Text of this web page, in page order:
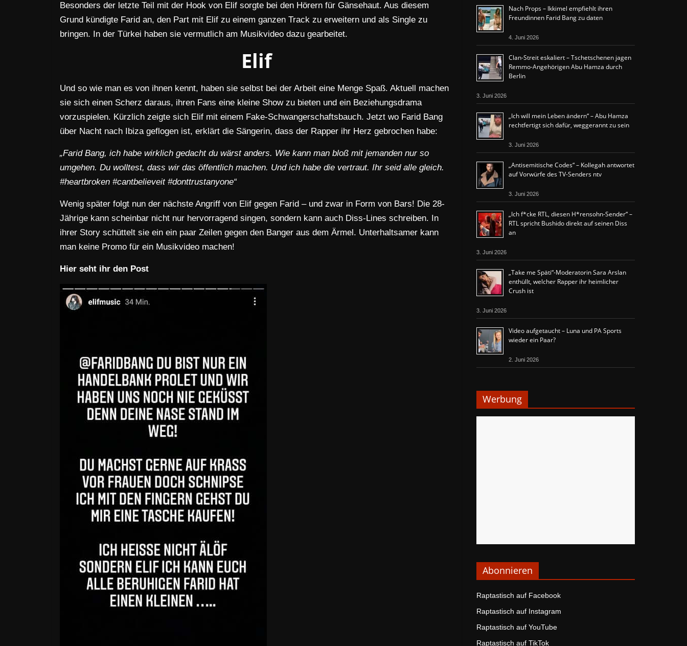
Besonders der letzte Teil mit der Hook von Elif sorgte bei den Hörern für Gänsehaut. Aus diesem
Grund kündigte Farid an, den Part mit Elif zu einem ganzen Track zu erweitern und als Single zu
bringen. In der Türkei haben sie vermutlich am Musikvideo dazu gearbeitet.
Elif
Und so wie man es von ihnen kennt, haben sie selbst bei der Arbeit eine Menge Spaß. Aktuell machen
sie sich einen Scherz daraus, ihren Fans eine kleine Show zu bieten und ein Beziehungsdrama
vorzuspielen. Kürzlich zeigte sich Elif mit einem Fake-Schwangerschaftsbauch. Jetzt wo Farid Bang
über Nacht nach Ibiza geflogen ist, erklärt die Sängerin, dass der Rapper ihr Herz gebrochen habe:
„Farid Bang, ich habe wirklich gedacht du wärst anders. Wie kann man bloß mit jemanden nur so
umgehen. Du wolltest, dass wir das öffentlich machen. Und ich habe die vertraut. Ihr seid alle gleich.
#heartbroken #cantbelieveit #donttrustanyone“
Wenig später folgt nun der nächste Angriff von Elif gegen Farid – und zwar in Form von Bars! Die 28-
Jährige kann scheinbar nicht nur hervorragend singen, sondern kann auch Diss-Lines schreiben. In
ihrer Story schüttelt sie ein ein paar Zeilen gegen den Banger aus dem Ärmel. Unterhaltsamer kann
man keine Promo für ein Musikvideo machen!
Hier seht ihr den Post
Nach Props – Ikkimel empfiehlt ihren
Freundinnen Farid Bang zu daten
4. Juni 2026
Clan-Streit eskaliert – Tschetschenen jagen
Remmo-Angehörigen Abu Hamza durch
Berlin
3. Juni 2026
„Ich will mein Leben ändern“ – Abu Hamza
rechtfertigt sich dafür, weggerannt zu sein
3. Juni 2026
„Antisemitische Codes“ – Kollegah antwortet
auf Vorwürfe des TV-Senders ntv
3. Juni 2026
„Ich f*cke RTL, diesen H*rensohn-Sender“ –
RTL spricht Bushido direkt auf seinen Diss
an
3. Juni 2026
„Take me Späti“-Moderatorin Sara Arslan
enthüllt, welcher Rapper ihr heimlicher
Crush ist
3. Juni 2026
Video aufgetaucht – Luna und PA Sports
wieder ein Paar?
2. Juni 2026
Werbung
Abonnieren
Raptastisch auf Facebook
Raptastisch auf Instagram
Raptastisch auf YouTube
Raptastisch auf TikTok